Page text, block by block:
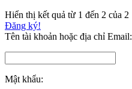
Hiển thị kết quả từ 1 đến 2 của 2
Đăng ký!
Tên tài khoản hoặc địa chỉ Email:
Mật khẩu: